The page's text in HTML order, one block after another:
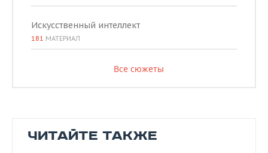
Искусственный интеллект
181 МАТЕРИАЛ
Все сюжеты
ЧИТАЙТЕ ТАКЖЕ